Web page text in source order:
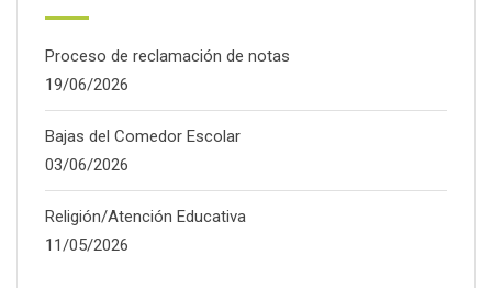
Proceso de reclamación de notas
19/06/2026
Bajas del Comedor Escolar
03/06/2026
Religión/Atención Educativa
11/05/2026